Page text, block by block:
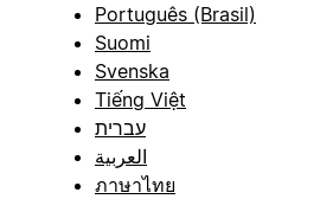
Português (Brasil)
Suomi
Svenska
Tiếng Việt
עברית
العربية
ภาษาไทย